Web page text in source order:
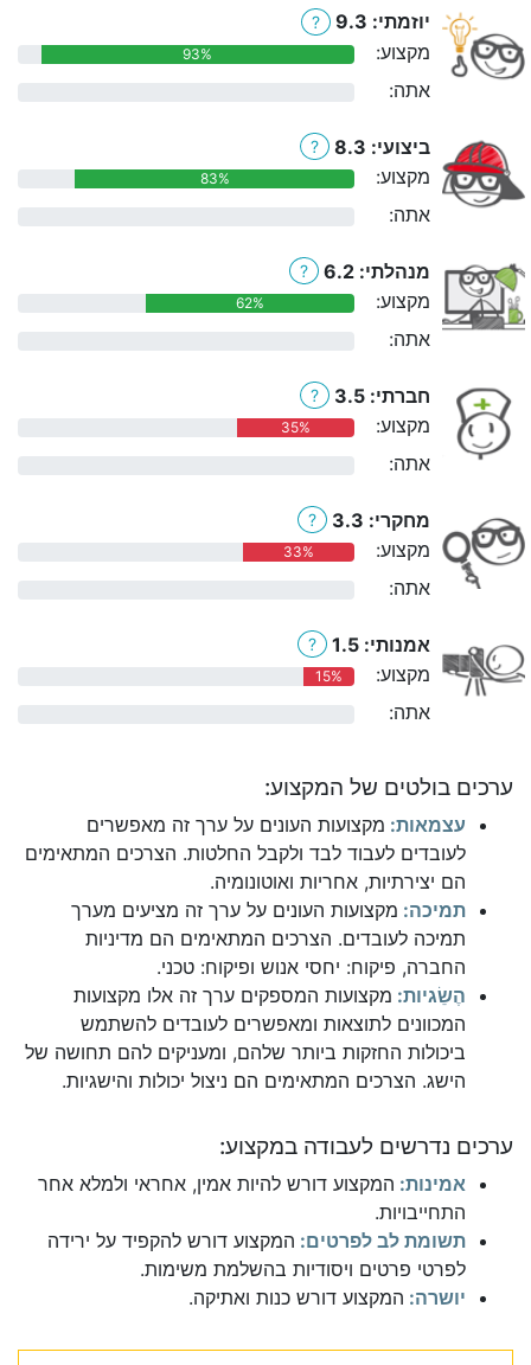
יוזמתי: 9.3 ?
מקצוע: 93%
אתה:
ביצועי: 8.3 ?
מקצוע: 83%
אתה:
מנהלתי: 6.2 ?
מקצוע: 62%
אתה:
חברתי: 3.5 ?
מקצוע: 35%
אתה:
מחקרי: 3.3 ?
מקצוע: 33%
אתה:
אמנותי: 1.5 ?
מקצוע: 15%
אתה:
ערכים בולטים של המקצוע:
עצמאות: מקצועות העונים על ערך זה מאפשרים
לעובדים לעבוד לבד ולקבל החלטות. הצרכים המתאימים
הם יצירתיות, אחריות ואוטונומיה.
תמיכה: מקצועות העונים על ערך זה מציעים מערך
תמיכה לעובדים. הצרכים המתאימים הם מדיניות
החברה, פיקוח: יחסי אנוש ופיקוח: טכני.
הֶשֵׂגיות: מקצועות המספקים ערך זה אלו מקצועות
המכוונים לתוצאות ומאפשרים לעובדים להשתמש
ביכולות החזקות ביותר שלהם, ומעניקים להם תחושה של
הישג. הצרכים המתאימים הם ניצול יכולות והישגיות.
ערכים נדרשים לעבודה במקצוע:
אמינות: המקצוע דורש להיות אמין, אחראי ולמלא אחר
התחייבויות.
תשומת לב לפרטים: המקצוע דורש להקפיד על ירידה
לפרטי פרטים ויסודיות בהשלמת משימות.
יושרה: המקצוע דורש כנות ואתיקה.